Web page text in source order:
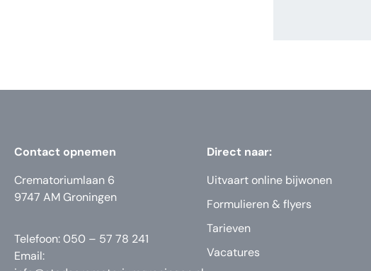
Contact opnemen
Crematoriumlaan 6
9747 AM Groningen
Telefoon: 050 – 57 78 241
Email:
Direct naar:
Uitvaart online bijwonen
Formulieren & flyers
Tarieven
Vacatures